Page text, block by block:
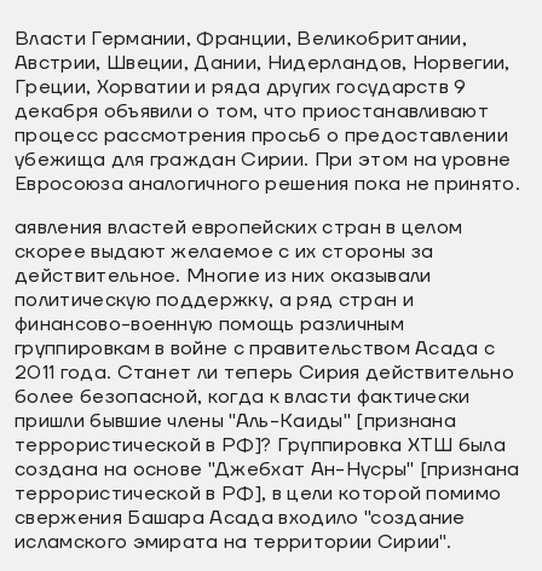
Власти Германии, Франции, Великобритании,
Австрии, Швеции, Дании, Нидерландов, Норвегии,
Греции, Хорватии и ряда других государств 9
декабря объявили о том, что приостанавливают
процесс рассмотрения просьб о предоставлении
убежища для граждан Сирии. При этом на уровне
Евросоюза аналогичного решения пока не принято.
аявления властей европейских стран в целом
скорее выдают желаемое с их стороны за
действительное. Многие из них оказывали
политическую поддержку, а ряд стран и
финансово-военную помощь различным
группировкам в войне с правительством Асада с
2011 года. Станет ли теперь Сирия действительно
более безопасной, когда к власти фактически
пришли бывшие члены "Аль-Каиды" [признана
террористической в РФ]? Группировка ХТШ была
создана на основе "Джебхат Ан-Нусры" [признана
террористической в РФ], в цели которой помимо
свержения Башара Асада входило "создание
исламского эмирата на территории Сирии".